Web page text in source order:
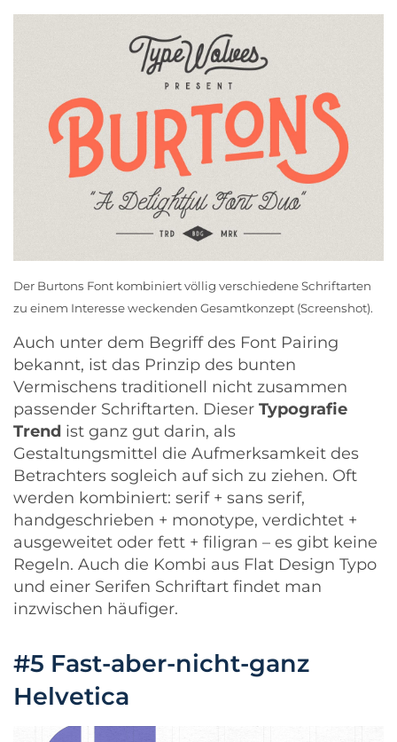
Der Burtons Font kombiniert völlig verschiedene Schriftarten
zu einem Interesse weckenden Gesamtkonzept (Screenshot).
Auch unter dem Begriff des Font Pairing
bekannt, ist das Prinzip des bunten
Vermischens traditionell nicht zusammen
passender Schriftarten. Dieser Typografie
Trend ist ganz gut darin, als
Gestaltungsmittel die Aufmerksamkeit des
Betrachters sogleich auf sich zu ziehen. Oft
werden kombiniert: serif + sans serif,
handgeschrieben + monotype, verdichtet +
ausgeweitet oder fett + filigran – es gibt keine
Regeln. Auch die Kombi aus Flat Design Typo
und einer Serifen Schriftart findet man
inzwischen häufiger.
#5 Fast-aber-nicht-ganz
Helvetica